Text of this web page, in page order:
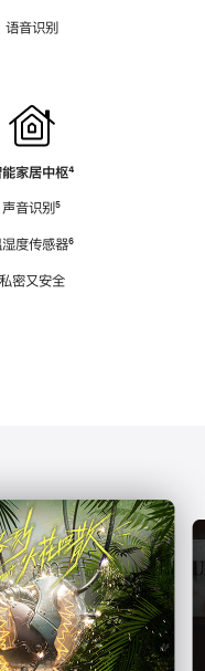
语音识别
家居中枢脚
⁴
声音识别脚
⁵
湿度传感器脚
⁶
私密又安全